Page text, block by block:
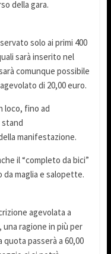
della gara.
solo ai primi 400
sarà inserito nel
comunque possibile
di 20,00 euro.
loco, fino ad
manifestazione.
il “completo da bici”
da maglia e salopette.
agevolata a
ragione in più per
passerà a 60,00